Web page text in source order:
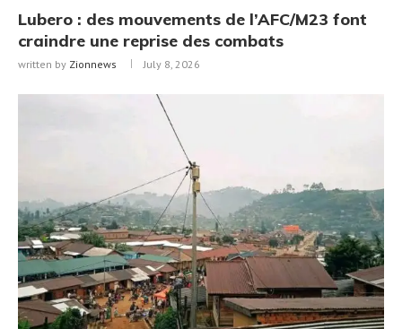
Lubero : des mouvements de l’AFC/M23 font
craindre une reprise des combats
written by Zionnews July 8, 2026